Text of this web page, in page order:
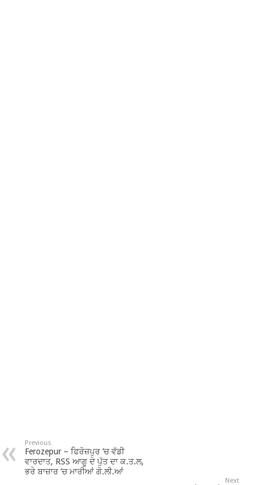
Previous
Ferozepur – ਫਿਰੋਜ਼ਪੁਰ ’ਚ ਵੱਡੀ
ਵਾਰਦਾਤ, RSS ਆਗੂ ਦੇ ਪੁੱਤ ਦਾ ਕ.ਤ.ਲ,
ਭਰੇ ਬਾਜ਼ਾਰ ’ਚ ਮਾਰੀਆਂ ਗੋ.ਲੀ.ਆਂ
Next